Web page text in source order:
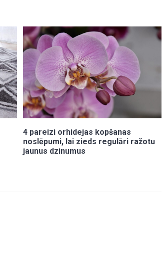
4 pareizi orhidejas kopšanas
noslēpumi, lai zieds regulāri ražotu
jaunus dzinumus